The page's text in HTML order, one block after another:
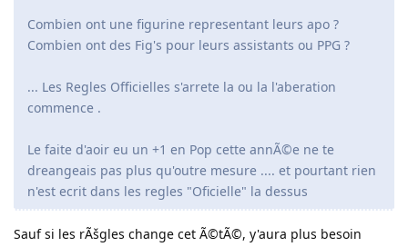
Combien ont une figurine representant leurs apo ?
Combien ont des Fig's pour leurs assistants ou PPG ?
... Les Regles Officielles s'arrete la ou la l'aberation
commence .
Le faite d'aoir eu un +1 en Pop cette annÃ©e ne te
dreangeais pas plus qu'outre mesure .... et pourtant rien
n'est ecrit dans les regles "Oficielle" la dessus
Sauf si les rÃšgles change cet Ã©tÃ©, y'aura plus besoin